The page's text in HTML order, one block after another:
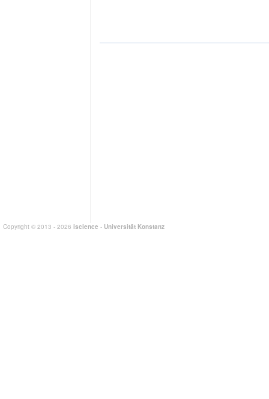
Copyright © 2013 - 2026 iscience - Universität Konstanz